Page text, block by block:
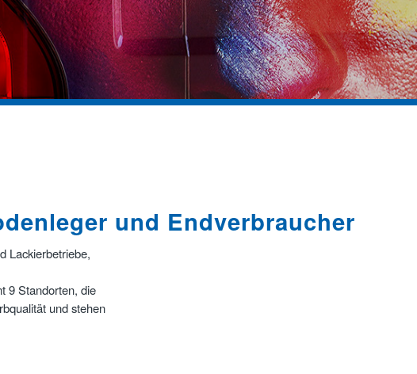
und Endverbraucher
Lackierbetriebe,
9 Standorten, die
und stehen